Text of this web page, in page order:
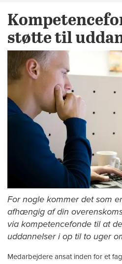
støtte til
For nogle kommer det som
afhængig af din
via kompetencefonde til at
uddannelser i op til to uger
Medarbejdere ansat inden for et